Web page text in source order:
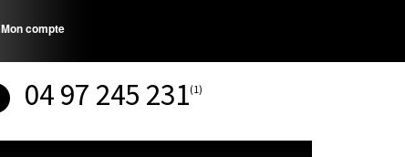
Mon compte
04 97 245 231(1)